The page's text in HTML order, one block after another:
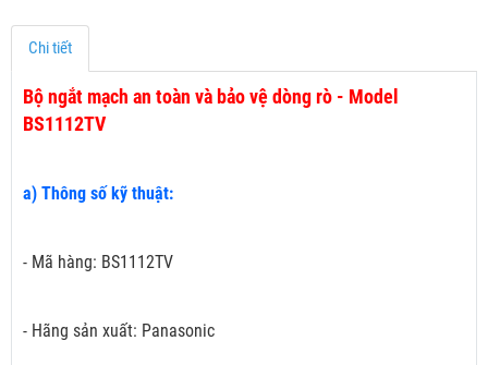
Chi tiết
Bộ ngắt mạch an toàn và bảo vệ dòng rò - Model
BS1112TV
a) Thông số kỹ thuật:
- Mã hàng: BS1112TV
- Hãng sản xuất: Panasonic